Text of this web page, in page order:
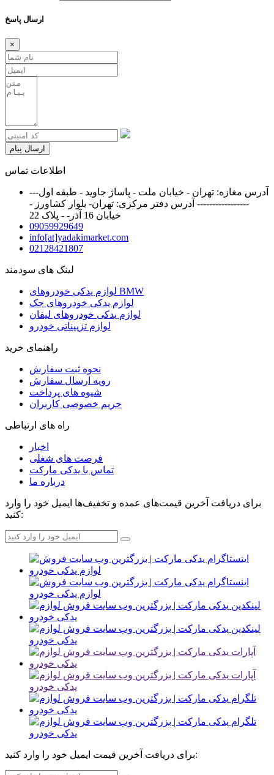
ارسال پاسخ
×
ارسال پیام
اطلاعات تماس
آدرس مغازه: تهران - خیابان ملت - پاساژ جاوید - طبقه اول---
----------------- آدرس دفتر مرکزی: تهران- بلوار کشاورز -
خیابان 16 آذر- - پلاک 22
09059929649
info[at]yadakimarket.com
02128421807
لینک های سودمند
لوازم یدکی خودروهای BMW
لوازم یدکی خودروهای جک
لوازم یدکی خودروهای لیفان
لوازم تزییناتی خودرو
راهنمای خرید
نحوه ثبت سفارش
رویه ارسال سفارش
شیوه های پرداخت
حریم خصوصی کاربران
راه های ارتباطی
اخبار
فرصت های شغلی
تماس با یدکی مارکت
درباره ما
برای دریافت آخرین قیمت‌های عمده و تخفیف‌ها ایمیل خود را وارد
کنید:
برای دریافت آخرین قیمت ایمیل خود را وارد کنید: